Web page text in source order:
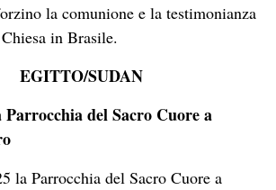
la comunione e la testimonianza
in Brasile.
EGITTO/SUDAN
del Sacro Cuore a
la Parrocchia del Sacro Cuore a